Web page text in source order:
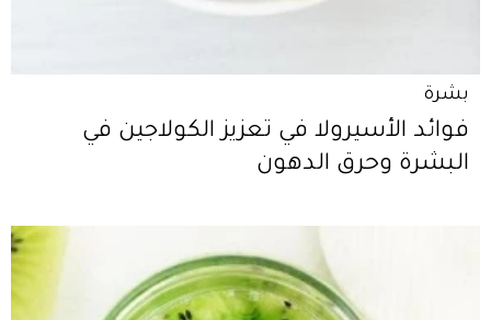
بشرة
فوائد الأسيرولا في تعزيز الكولاجين في
البشرة وحرق الدهون